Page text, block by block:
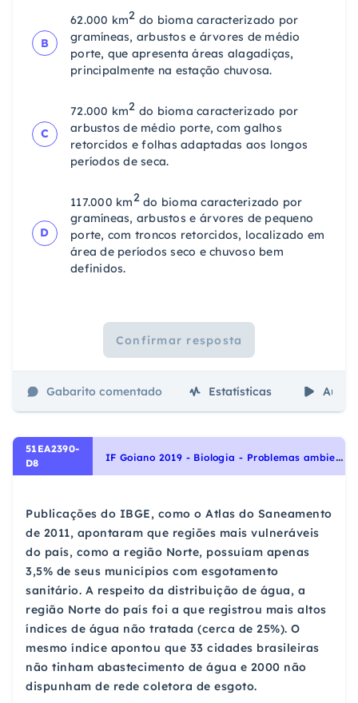
B
62.000 km2 do bioma caracterizado por
gramíneas, arbustos e árvores de médio
porte, que apresenta áreas alagadiças,
principalmente na estação chuvosa.
C
72.000 km2 do bioma caracterizado por
arbustos de médio porte, com galhos
retorcidos e folhas adaptadas aos longos
períodos de seca.
D
117.000 km2do bioma caracterizado por
gramíneas, arbustos e árvores de pequeno
porte, com troncos retorcidos, localizado em
área de períodos seco e chuvoso bem
definidos.
Confirmar resposta
Gabarito comentado Estatísticas Aulas
51EA2390-
D8
I
F Goiano 2019 - Biologia - Problemas ambientais e medidas de conservação, Ecologia e ciências ambientais
Publicações do IBGE, como o Atlas do Saneamento
de 2011, apontaram que regiões mais vulneráveis
do país, como a região Norte, possuíam apenas
3,5% de seus municípios com esgotamento
sanitário. A respeito da distribuição de água, a
região Norte do país foi a que registrou mais altos
índices de água não tratada (cerca de 25%). O
mesmo índice apontou que 33 cidades brasileiras
não tinham abastecimento de água e 2000 não
dispunham de rede coletora de esgoto.